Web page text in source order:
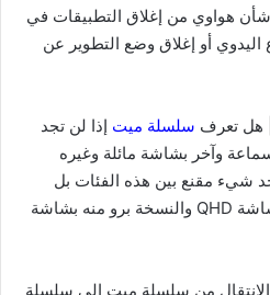
هواوي من إغلاق التطبيقات في
أو إغلاق وضع التطوير عن
| هل تعرف سلسلة ميت إذا لن تجد
وآخر بشاشة مائلة وغيره
شيء مقنع بين هذه الفئات بل
سابقا كان لديهم جهاز عادي بشاشة QHD والنسخة برو منه بشاشة
الإنتقال من سلسلة ميت إلى سلسلة